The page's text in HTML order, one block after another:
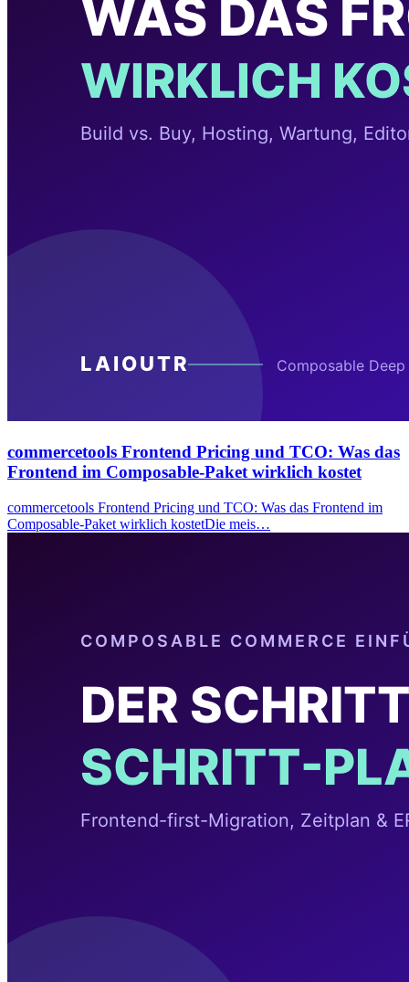
commercetools Frontend Pricing und TCO: Was das
Frontend im Composable-Paket wirklich kostet
commercetools Frontend Pricing und TCO: Was das Frontend im
Composable-Paket wirklich kostetDie meis…